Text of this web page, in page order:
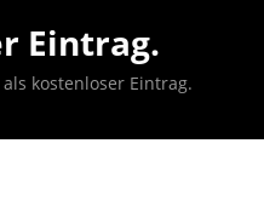
Eintrag.
kostenloser Eintrag.